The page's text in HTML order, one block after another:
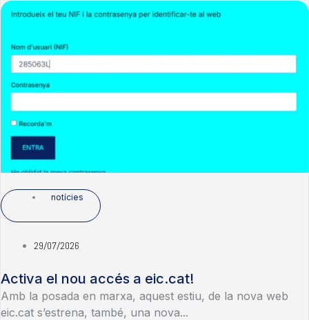
notícies
29/07/2026
Activa el nou accés a eic.cat!
Amb la posada en marxa, aquest estiu, de la nova web
eic.cat s’estrena, també, una nova...